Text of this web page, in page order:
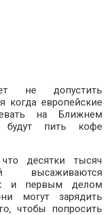
не допустить
когда европейские
на Ближнем
будут пить кофе
десятки тысяч
высаживаются
и первым делом
могут зарядить
чтобы попросить